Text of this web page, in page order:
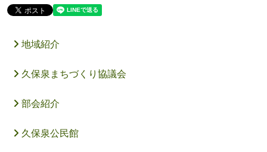
地域紹介
久保泉まちづくり協議会
部会紹介
久保泉公民館